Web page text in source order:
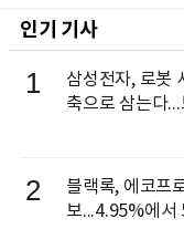
인기 기사
1
삼성전자, 로봇
축으로 삼는다
2
블랙록, 에코프
보...4.95%에서